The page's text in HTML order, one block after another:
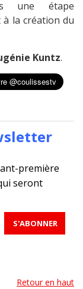
une étape
la création du
Kuntz.
première
seront
Retour en haut